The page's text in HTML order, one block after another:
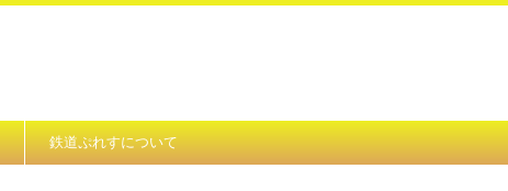
鉄道ぷれすについて